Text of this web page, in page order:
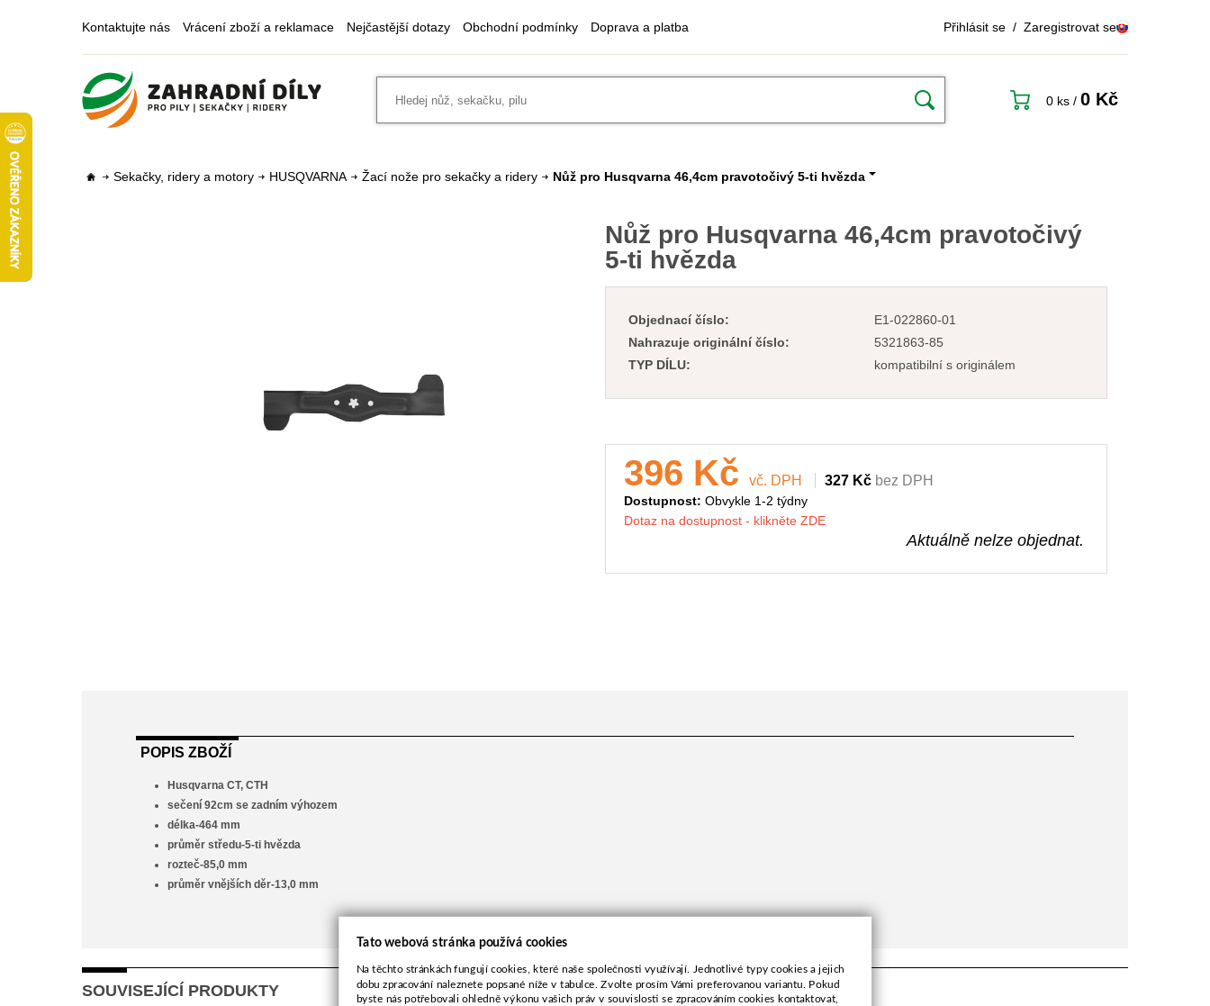
Kontaktujte nás Vrácení zboží a reklamace Nejčastější dotazy Obchodní podmínky Doprava a platba Přihlásit se / Zaregistrovat se
0 ks / 0 Kč
Sekačky, ridery a motory HUSQVARNA Žací nože pro sekačky a ridery Nůž pro Husqvarna 46,4cm pravotočivý 5-ti hvězda
Nůž pro Husqvarna 46,4cm pravotočivý
5-ti hvězda
Objednací číslo:
E1-022860-01
Nahrazuje originální číslo:
5321863-85
TYP DÍLU:
kompatibilní s originálem
396 Kč vč. DPH 327 Kč bez DPH
Dostupnost: Obvykle 1-2 týdny
Dotaz na dostupnost - klikněte ZDE
Aktuálně nelze objednat.
POPIS ZBOŽÍ
Husqvarna CT, CTH
sečení 92cm se zadním výhozem
délka-464 mm
průměr středu-5-ti hvězda
rozteč-85,0 mm
průměr vnějších děr-13,0 mm
SOUVISEJÍCÍ PRODUKTY
Tato webová stránka používá cookies
Na těchto stránkách fungují cookies, které naše společnosti využívají. Jednotlivé typy cookies a jejich
dobu zpracování naleznete popsané níže v tabulce. Zvolte prosím Vámi preferovanou variantu. Pokud
byste nás potřebovali ohledně výkonu vašich práv v souvislosti se zpracováním cookies kontaktovat,